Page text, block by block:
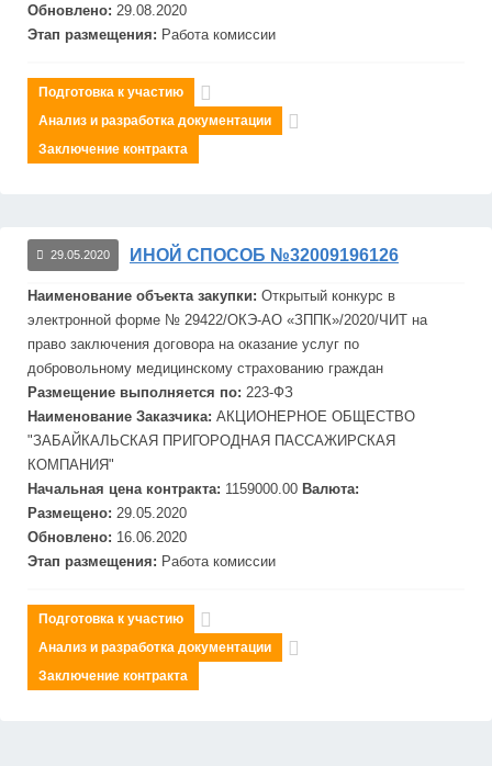
Обновлено: 29.08.2020
Этап размещения: Работа комиссии
Подготовка к участию
Анализ и разработка документации
Заключение контракта
29.05.2020 ИНОЙ СПОСОБ №32009196126
Наименование объекта закупки: Открытый конкурс в
электронной форме № 29422/ОКЭ-АО «ЗПП К»/2020/ЧИТ на
право заключения договора на оказание услуг по
добровольному медицинскому страхованию граждан
Размещение выполняется по: 223-ФЗ
Наименование Заказчика: АКЦИОНЕРНОЕ ОБЩЕСТВО
"ЗАБАЙКАЛЬСКАЯ ПРИГОРОДНАЯ ПАССАЖИРСКАЯ
КОМПАНИЯ"
Начальная цена контракта: 1159000.00 Валюта:
Размещено: 29.05.2020
Обновлено: 16.06.2020
Этап размещения: Работа комиссии
Подготовка к участию
Анализ и разработка документации
Заключение контракта